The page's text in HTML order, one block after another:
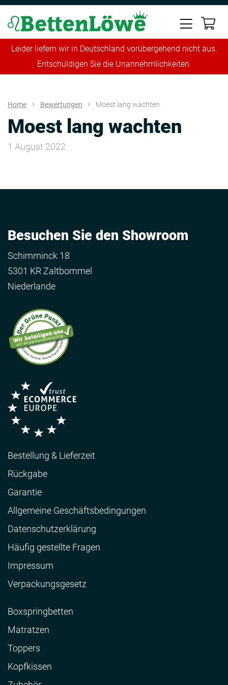
Leider liefern wir in Deutschland vorübergehend nicht aus.
Entschuldigen Sie die Unannehmlichkeiten.
Home Bewertungen Moest lang wachten
Moest lang wachten
1 August 2022
Besuchen Sie den Showroom
Schimminck 18
5301 KR Zaltbommel
Niederlande
Bestellung & Lieferzeit
Rückgabe
Garantie
Allgemeine Geschäftsbedingungen
Datenschutzerklärung
Häufig gestellte Fragen
Impressum
Verpackungsgesetz
Boxspringbetten
Matratzen
Toppers
Kopfkissen